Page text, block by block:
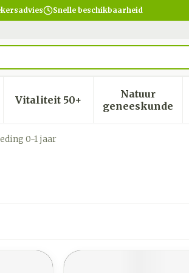
Snelle beschikbaarheid
en hygiëne categorie
voeding en vitamines categorie
voor Zwangerschap en
Vitaliteit 50+Toon submenu voor
Natuur
geneeskunde
Toon
0-1 jaar